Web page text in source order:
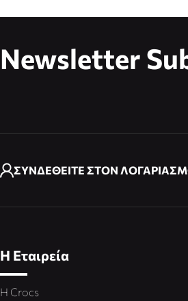
Newsletter
ΣΥΝΔΕΘΕΙΤΕ ΣΤΟΝ
Η Εταιρεία
Η Crocs